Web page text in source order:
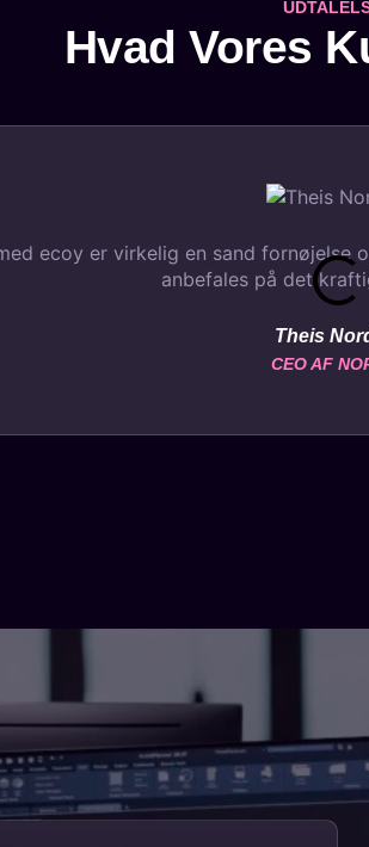
Hvad Vores
ecoy er virkelig en sand fornøjelse
anbefales på det
Theis
CEO AF